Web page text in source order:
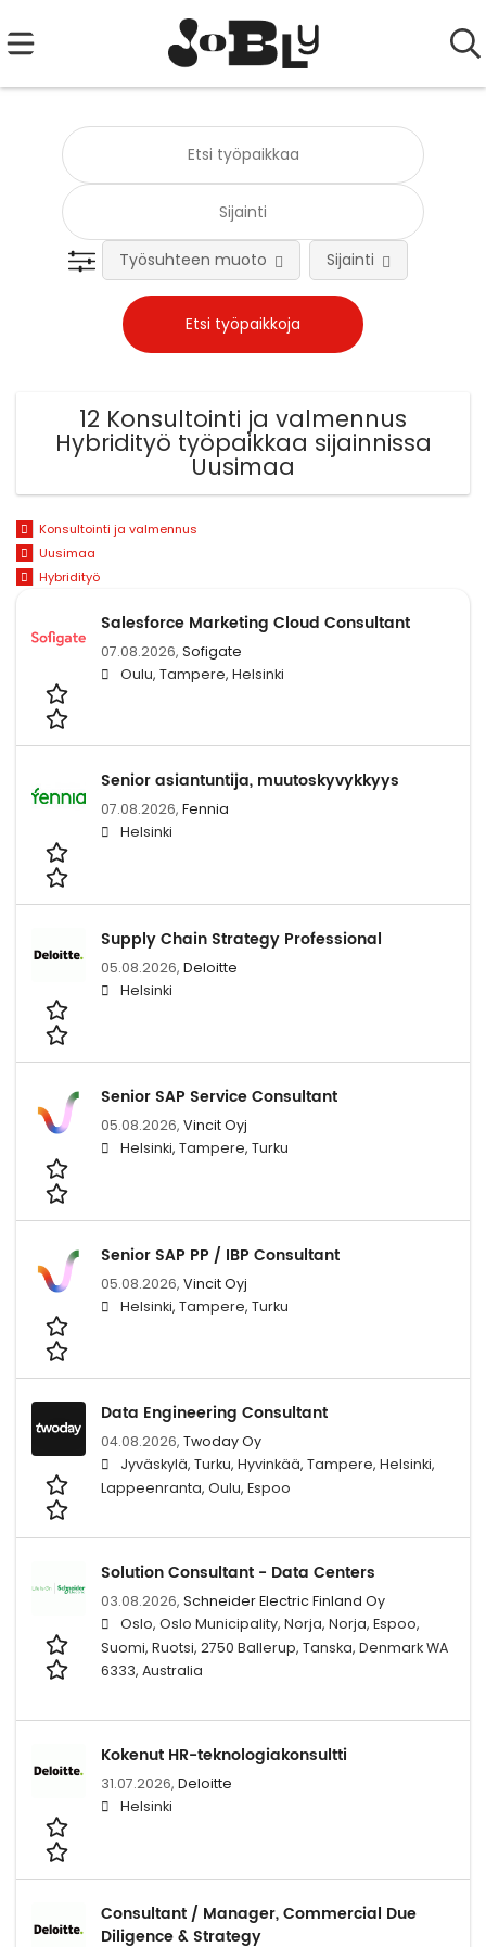
Työsuhteen muoto Sijainti
12 Konsultointi ja valmennus
Hybridityö työpaikkaa sijainnissa
Uusimaa
Konsultointi ja valmennus
Uusimaa
Hybridityö
Salesforce Marketing Cloud Consultant
07.08.2026, Sofigate
Oulu, Tampere, Helsinki
Senior asiantuntija, muutoskyvykkyys
07.08.2026, Fennia
Helsinki
Supply Chain Strategy Professional
05.08.2026, Deloitte
Helsinki
Senior SAP Service Consultant
05.08.2026, Vincit Oyj
Helsinki, Tampere, Turku
Senior SAP PP / IBP Consultant
05.08.2026, Vincit Oyj
Helsinki, Tampere, Turku
Data Engineering Consultant
04.08.2026, Twoday Oy
Jyväskylä, Turku, Hyvinkää, Tampere, Helsinki,
Lappeenranta, Oulu, Espoo
Solution Consultant - Data Centers
03.08.2026, Schneider Electric Finland Oy
Oslo, Oslo Municipality, Norja, Norja, Espoo,
Suomi, Ruotsi, 2750 Ballerup, Tanska, Denmark WA
6333, Australia
Kokenut HR-teknologiakonsultti
31.07.2026, Deloitte
Helsinki
Consultant / Manager, Commercial Due
Diligence & Strategy